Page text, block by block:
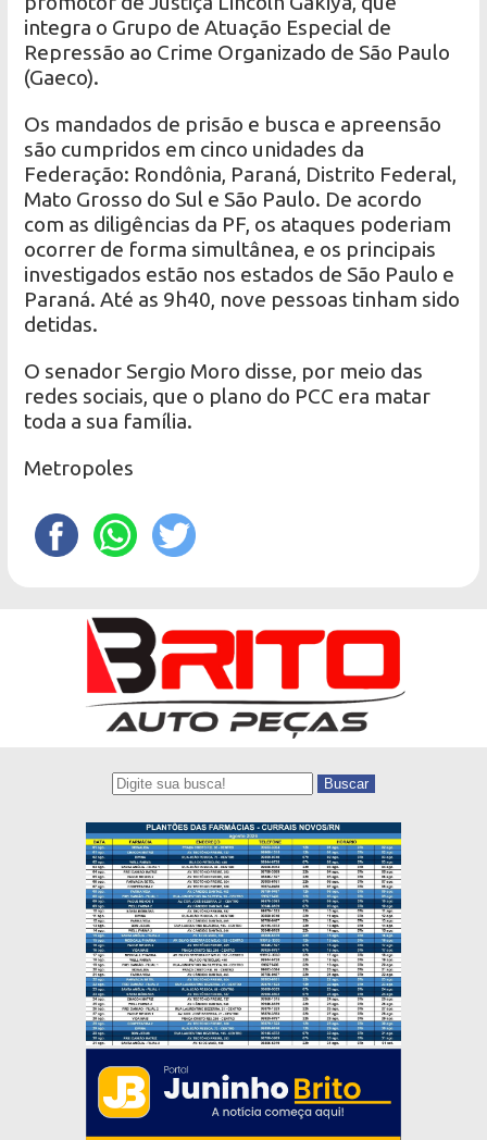
integra o Grupo de Atuação Especial de
Repressão ao Crime Organizado de São Paulo
(Gaeco).
Os mandados de prisão e busca e apreensão
são cumpridos em cinco unidades da
Federação: Rondônia, Paraná, Distrito Federal,
Mato Grosso do Sul e São Paulo. De acordo
com as diligências da PF, os ataques poderiam
ocorrer de forma simultânea, e os principais
investigados estão nos estados de São Paulo e
Paraná. Até as 9h40, nove pessoas tinham sido
detidas.
O senador Sergio Moro disse, por meio das
redes sociais, que o plano do PCC era matar
toda a sua família.
Metropoles
Buscar